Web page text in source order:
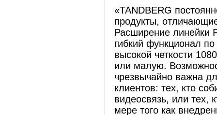
«TANDBERG
продукты,
Расширение линейки
гибкий функционал
высокой четкости
или малую.
чрезвычайно важна
клиентов: тех, кто
видеосвязь, или тех,
мере того как